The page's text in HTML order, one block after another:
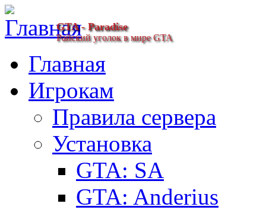
GTA - Paradise
Райский уголок в мире GTA
Главная
Игрокам
Правила сервера
Установка
GTA: SA
GTA: Anderius